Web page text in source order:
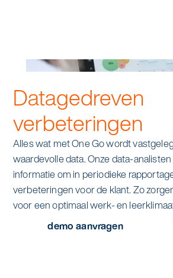
Datagedreven
verbeteringen
Alles wat met One Go wordt
waardevolle data. Onze data-
informatie om in periodieke
verbeteringen voor de klant. Zo
voor een optimaal werk- en
demo aanvragen